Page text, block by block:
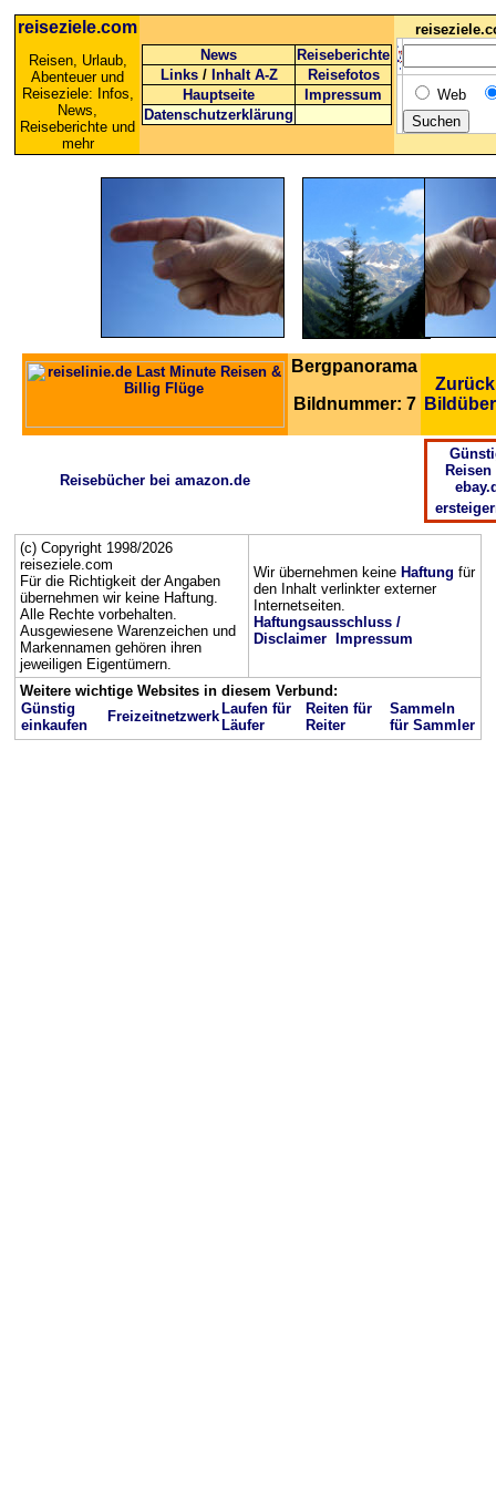
reiseziele.com
Reisen, Urlaub,
Abenteuer und
Reiseziele: Infos,
News,
Reiseberichte und
mehr
News
Reiseberichte
Links / Inhalt A-Z
Reisefotos
Hauptseite
Impressum
Datenschutzerklärung
Web
Bergpanorama
Bildnummer: 7
Reisebücher bei amazon.de
Reisen
(c) Copyright 1998/2026
reiseziele.com
Für die Richtigkeit der Angaben
übernehmen wir keine Haftung.
Alle Rechte vorbehalten.
Ausgewiesene Warenzeichen und
Markennamen gehören ihren
jeweiligen Eigentümern.
Wir übernehmen keine Haftung für
den Inhalt verlinkter externer
Internetseiten.
Haftungsausschluss /
Disclaimer
Impressum
Weitere wichtige Websites in diesem Verbund:
Günstig
einkaufen
Freizeitnetzwerk Laufen für
Läufer
Reiten für
Reiter
Sammeln
für Sammler